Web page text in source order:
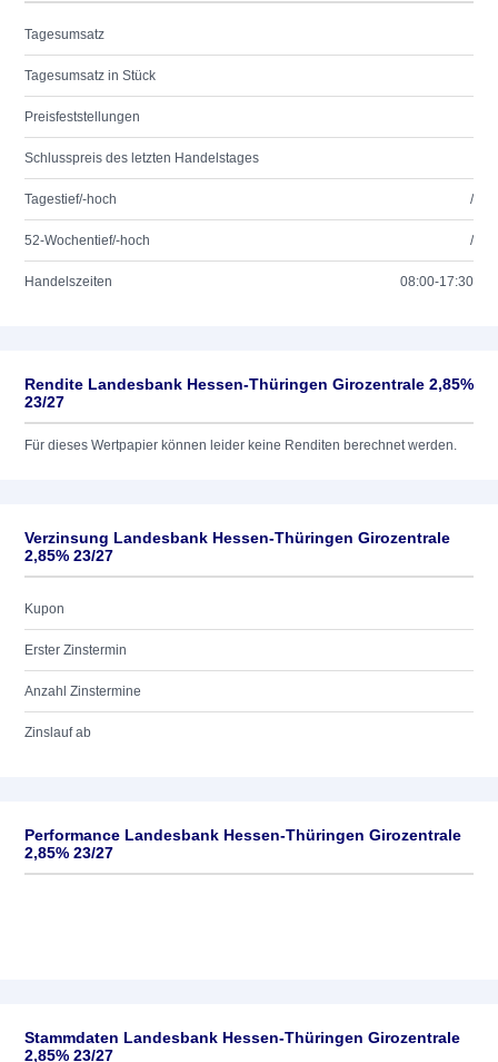
Tagesumsatz
Tagesumsatz in Stück
Preisfeststellungen
Schlusspreis des letzten Handelstages
Tagestief/-hoch /
52-Wochentief/-hoch /
Handelszeiten 08:00-17:30
Rendite Landesbank Hessen-Thüringen Girozentrale 2,85%
23/27
Für dieses Wertpapier können leider keine Renditen berechnet werden.
Verzinsung Landesbank Hessen-Thüringen Girozentrale
2,85% 23/27
Kupon
Erster Zinstermin
Anzahl Zinstermine
Zinslauf ab
Performance Landesbank Hessen-Thüringen Girozentrale
2,85% 23/27
Stammdaten Landesbank Hessen-Thüringen Girozentrale
2,85% 23/27